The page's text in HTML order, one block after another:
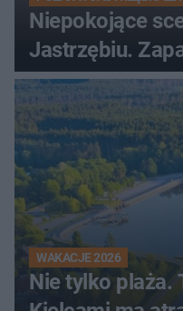
Niepokojące
Jastrzębiu.
WAKACJE 2026
Nie tylko plaża.